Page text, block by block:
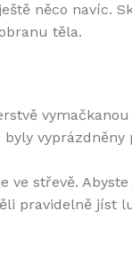
něco navíc.
těla.
střevě.
pravidelně